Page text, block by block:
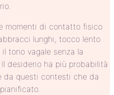
momenti di contatto fisico
lunghi, tocco lento
tono vagale senza la
desiderio ha più probabilità
da questi contesti che da